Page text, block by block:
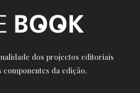
dos projectos editoriais
componentes da edição.